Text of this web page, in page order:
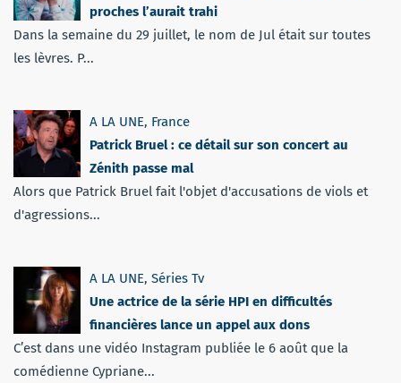
proches l’aurait trahi
Dans la semaine du 29 juillet, le nom de Jul était sur toutes
les lèvres. P...
A LA UNE, France
Patrick Bruel : ce détail sur son concert au
Zénith passe mal
Alors que Patrick Bruel fait l'objet d'accusations de viols et
d'agressions...
A LA UNE, Séries Tv
Une actrice de la série HPI en difficultés
financières lance un appel aux dons
C’est dans une vidéo Instagram publiée le 6 août que la
comédienne Cypriane...